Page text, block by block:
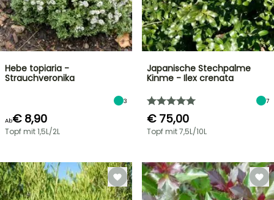
Hebe topiaria -
Strauchveronika
3
Ab€ 8,90
Topf mit 1,5L/2L
Japanische Stechpalme
Kinme - Ilex crenata
7
€ 75,00
Topf mit 7,5L/10L